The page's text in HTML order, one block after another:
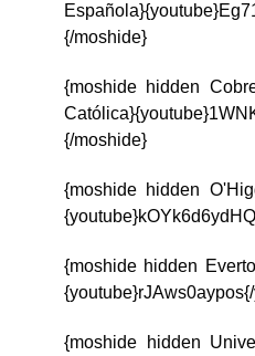
{/moshide}
{moshide hidden
{/moshide}
{moshide hidden
{moshide hidden
{moshide hidden